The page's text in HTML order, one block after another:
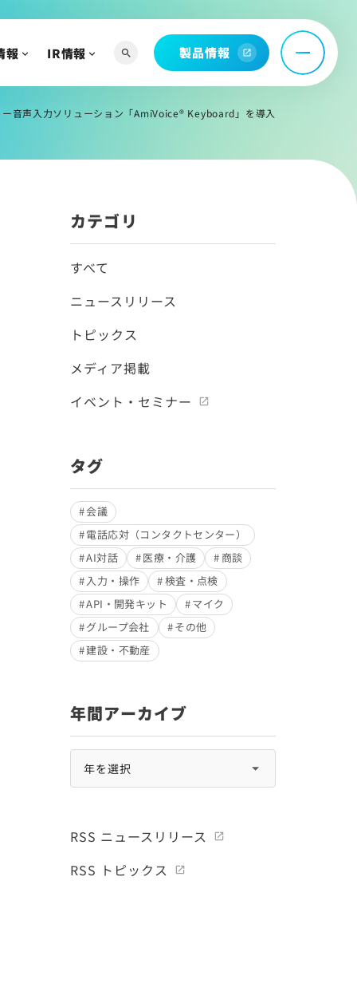
報 IR情報 search 製品情報 open_in_new
音声入力ソリューション「AmiVoice® Keyboard」を導入
カテゴリ
すべて
ニュースリリース
トピックス
メディア掲載
イベント・セミナー
タグ
会議
電話応対（コンタクトセンター）
AI対話
医療・介護
商談
入力・操作
検査・点検
API・開発キット
マイク
グループ会社
その他
建設・不動産
年間アーカイブ
RSS ニュースリリース
RSS トピックス